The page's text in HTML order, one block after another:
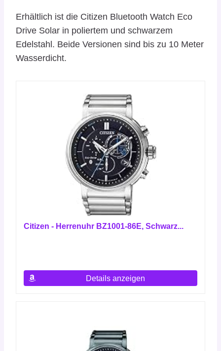
Erhältlich ist die Citizen Bluetooth Watch Eco
Drive Solar in poliertem und schwarzem
Edelstahl. Beide Versionen sind bis zu 10 Meter
Wasserdicht.
Citizen - Herrenuhr BZ1001-86E, Schwarz...
Details anzeigen